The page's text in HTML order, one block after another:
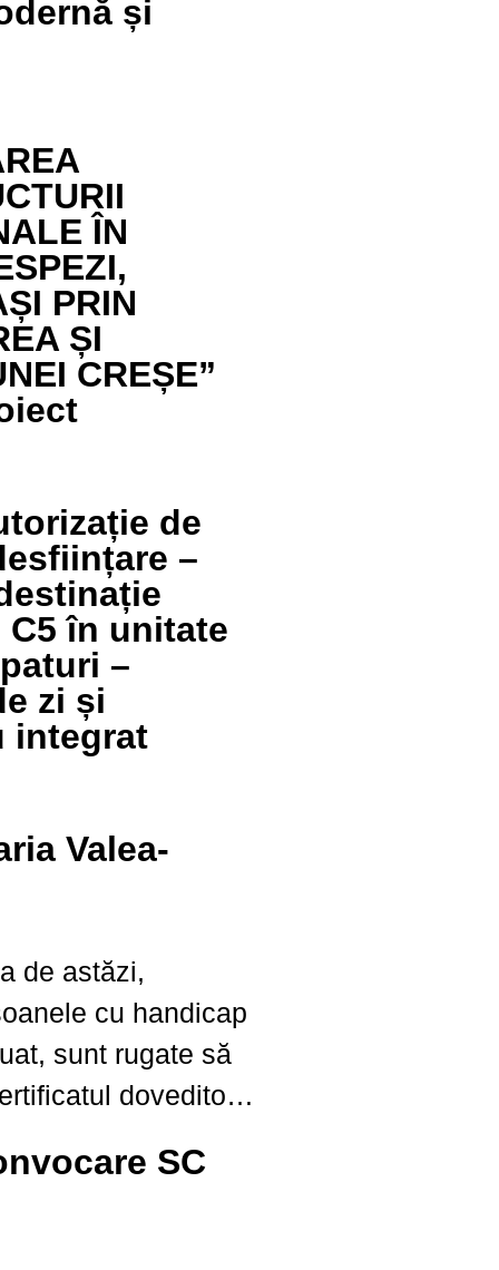
și
ÎN
PRIN
ȘI
CREȘE”
de
–
în unitate
–
zi și
integrat
Valea-
de astăzi,
cu handicap
sunt rugate să
doveditor
şi depuneSC